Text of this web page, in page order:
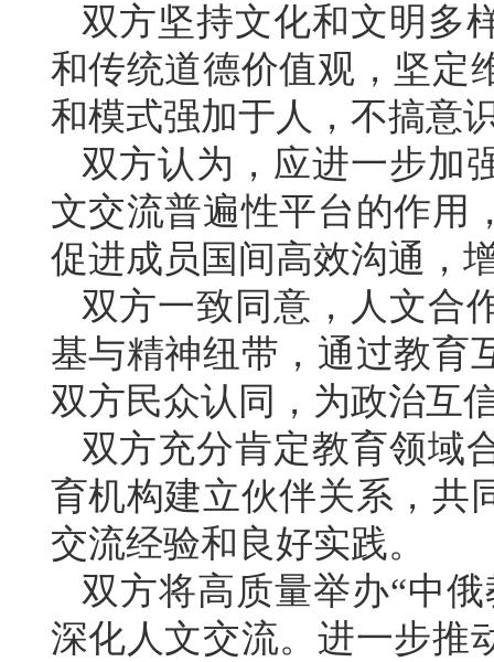
双方坚持文化和文明多
和传统道德价值观，坚定
和模式强加于人，不搞意
双方认为，应进一步加
文交流普遍性平台的作用
促进成员国间高效沟通，
双方一致同意，人文合
基与精神纽带，通过教育
双方民众认同，为政治互
双方充分肯定教育领域
育机构建立伙伴关系，共
交流经验和良好实践。
双方将高质量举办“中
深化人文交流。进一步推